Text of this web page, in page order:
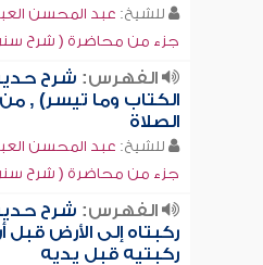
للشيخ: عبد المحسن
جزء من محاضرة ( شرح سنن
الفهرس: شرح حديث
الكتاب وما تيسر) ,
الصلاة
للشيخ: عبد المحسن
جزء من محاضرة ( شرح سنن
الفهرس: شرح
ركبتاه إلى الأرض
ركبتيه قبل يديه